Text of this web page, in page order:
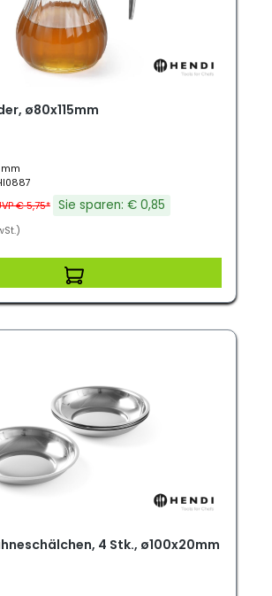
ø80x115mm
mm
€ 5,75* Sie sparen: € 0,85
4 Stk., ø100x20mm